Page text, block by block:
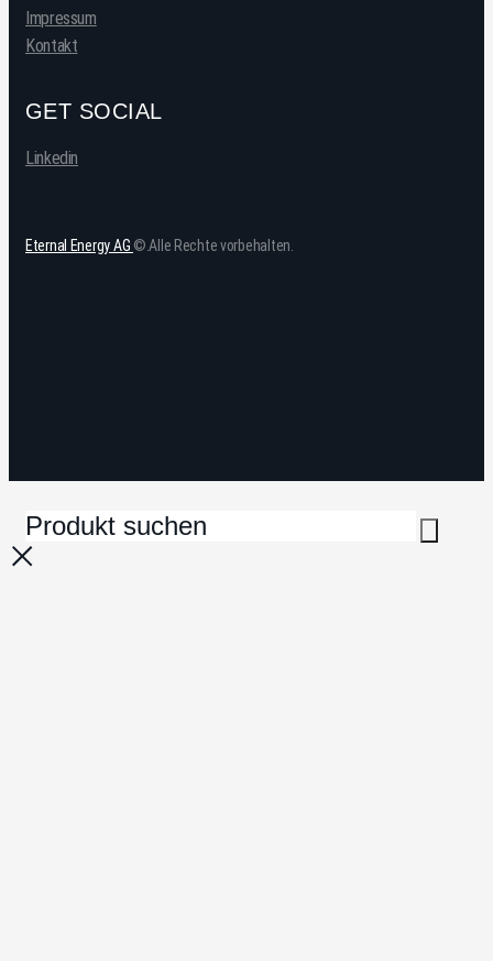
Impressum
Kontakt
GET SOCIAL
Linkedin
Eternal Energy AG ©.Alle Rechte vorbehalten.